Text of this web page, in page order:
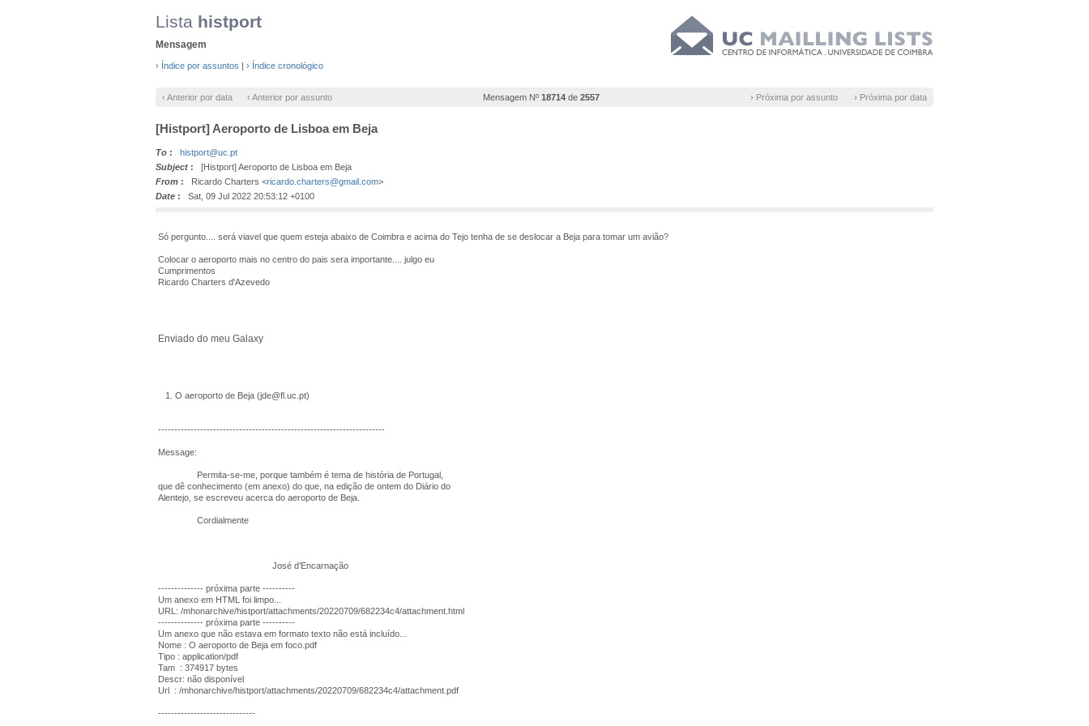
Lista histport
Mensagem
› Índice por assuntos | › Índice cronológico
‹ Anterior por data ‹ Anterior por assunto Mensagem Nº 18714 de 2557 › Próxima por assunto › Próxima por data
[Histport] Aeroporto de Lisboa em Beja
To :
histport@uc.pt
Subject : [Histport] Aeroporto de Lisboa em Beja
From : Ricardo Charters <ricardo.charters@gmail.com>
Date : Sat, 09 Jul 2022 20:53:12 +0100
Só pergunto.... será viavel que quem esteja abaixo de Coimbra e acima do Tejo tenha de se deslocar a Beja para tomar um avião?
Colocar o aeroporto mais no centro do pais sera importante.... julgo eu
Cumprimentos
Ricardo Charters d'Azevedo
Enviado do meu Galaxy
1. O aeroporto de Beja (jde@fl.uc.pt)
----------------------------------------------------------------------
Message:
Permita-se-me, porque também é tema de história de Portugal,
que dê conhecimento (em anexo) do que, na edição de ontem do Diário do
Alentejo, se escreveu acerca do aeroporto de Beja.
Cordialmente
José d’Encarnação
-------------- próxima parte ----------
Um anexo em HTML foi limpo...
URL: /mhonarchive/histport/attachments/20220709/682234c4/attachment.html
-------------- próxima parte ----------
Um anexo que não estava em formato texto não está incluído...
Nome : O aeroporto de Beja em foco.pdf
Tipo : application/pdf
Tam : 374917 bytes
Descr: não disponível
Url : /mhonarchive/histport/attachments/20220709/682234c4/attachment.pdf
------------------------------